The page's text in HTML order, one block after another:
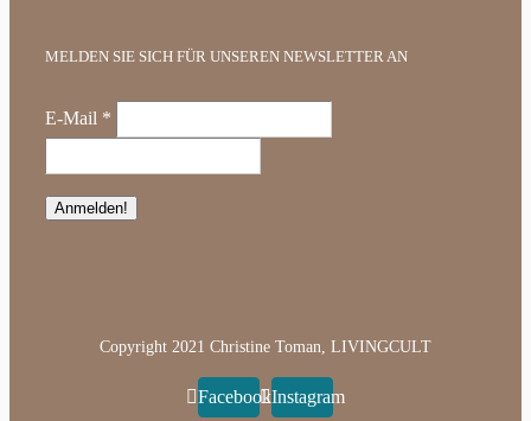
MELDEN SIE SICH FÜR UNSEREN NEWSLETTER AN
E-Mail *
Copyright 2021 Christine Toman, LIVINGCULT
FacebookInstagram